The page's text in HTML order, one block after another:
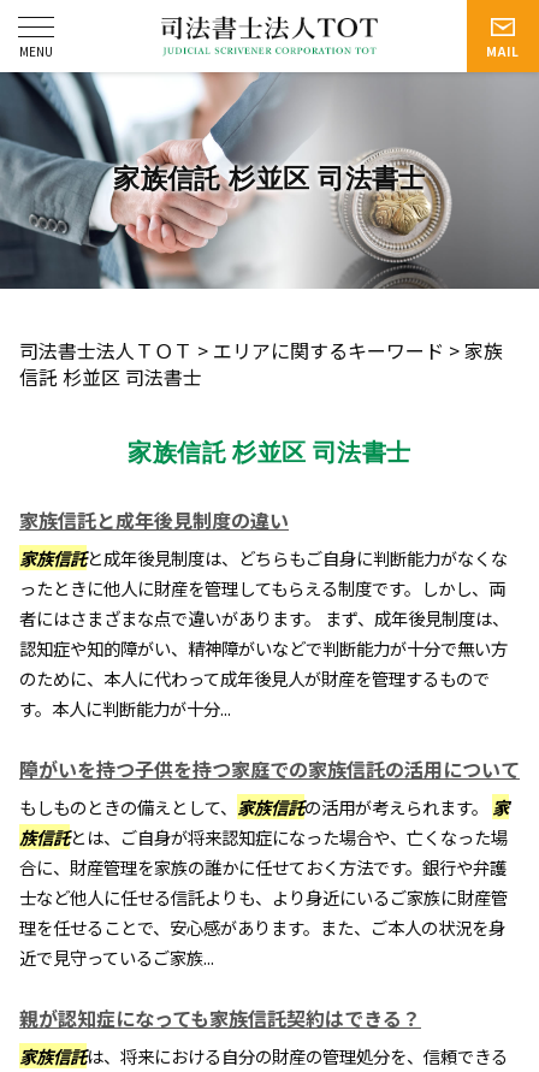
家族信託 杉並区 司法書士
司法書士法人ＴＯＴ > エリアに関するキーワード >家族
信託 杉並区 司法書士
家族信託 杉並区 司法書士
家族信託と成年後見制度の違い
家族信託と成年後見制度は、どちらもご自身に判断能力がなくな
ったときに他人に財産を管理してもらえる制度です。しかし、両
者にはさまざまな点で違いがあります。 まず、成年後見制度は、
認知症や知的障がい、精神障がいなどで判断能力が十分で無い方
のために、本人に代わって成年後見人が財産を管理するもので
す。本人に判断能力が十分...
障がいを持つ子供を持つ家庭での家族信託の活用について
もしものときの備えとして、 家族信託の活用が考えられます。 家
族信託とは、ご自身が将来認知症になった場合や、亡くなった場
合に、財産管理を家族の誰かに任せておく方法です。銀行や弁護
士など他人に任せる信託よりも、より身近にいるご家族に財産管
理を任せることで、安心感があります。また、ご本人の状況を身
近で見守っているご家族...
親が認知症になっても家族信託契約はできる？
家族信託は、将来における自分の財産の管理処分を、信頼できる